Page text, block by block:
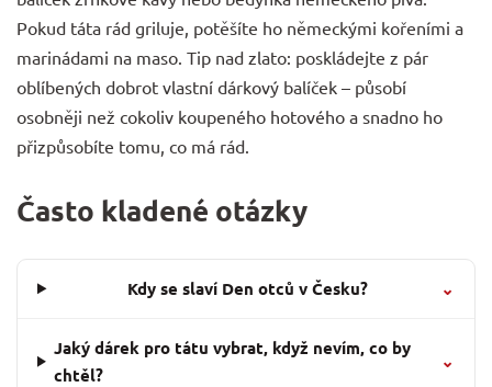
Pokud táta rád griluje, potěšíte ho německými kořeními a
marinádami na maso. Tip nad zlato: poskládejte z pár
oblíbených dobrot vlastní dárkový balíček – působí
osobněji než cokoliv koupeného hotového a snadno ho
přizpůsobíte tomu, co má rád.
Často kladené otázky
Kdy se slaví Den otců v Česku? ⌄
Jaký dárek pro tátu vybrat, když nevím, co by
chtěl?
⌄